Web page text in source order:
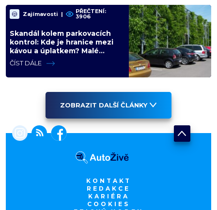
Zajímavosti | PŘEČTENÍ:
3906
Skandál kolem parkovacích
kontrol: Kde je hranice mezi
kávou a úplatkem? Malé
město, malá výhoda, velký
problém
ČÍST DÁLE
ZOBRAZIT DALŠÍ ČLÁNKY
KONTAKT
REDAKCE
KARIÉRA
COOKIES